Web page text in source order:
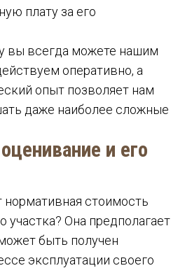
плату за его
вы всегда можете нашим
оперативно, а
опыт позволяет нам
даже наиболее сложные
и его
стоимость
участкa? Она предполагает
быть получен
эксплуатации своего